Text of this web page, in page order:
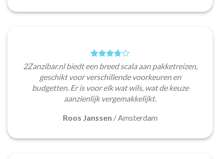
2Zanzibar.nl biedt een breed scala aan pakketreizen,
geschikt voor verschillende voorkeuren en
budgetten. Er is voor elk wat wils, wat de keuze
aanzienlijk vergemakkelijkt.
Roos Janssen / Amsterdam